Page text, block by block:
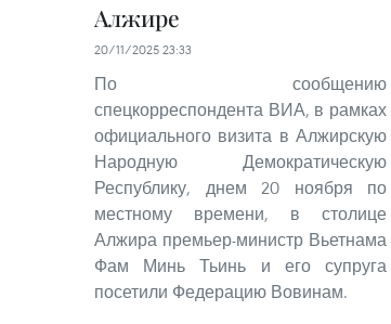
Алжире
20/11/2025 23:33
По сообщению
спецкорреспондента ВИА, в рамках
официального визита в Алжирскую
Народную Демократическую
Республику, днем 20 ноября по
местному времени, в столице
Алжира премьер-министр Вьетнама
Фам Минь Тьинь и его супруга
посетили Федерацию Вовинам.